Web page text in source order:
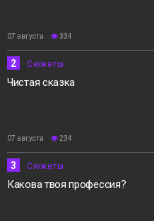
07 августа 334
2 Сюжеты
Чистая сказка
07 августа 234
3 Сюжеты
Какова твоя профессия?